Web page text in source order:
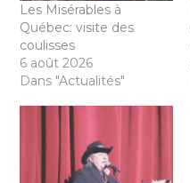
Les Misérables à
Québec: visite des
coulisses
6 août 2026
Dans "Actualités"